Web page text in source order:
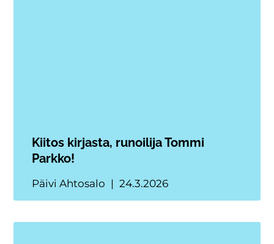
Kiitos kirjasta, runoilija Tommi
Parkko!
Päivi Ahtosalo 24.3.2026